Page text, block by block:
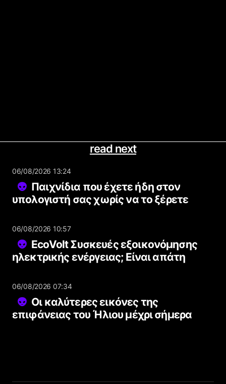
read next
06/08/2026 13:24
Παιχνίδια που έχετε ήδη στον
υπολογιστή σας χωρίς να το ξέρετε
06/08/2026 10:57
EcoVolt Συσκευές εξοικονόμησης
ηλεκτρικής ενέργειας; Είναι απάτη
06/08/2026 07:34
Οι καλύτερες εικόνες της
επιφάνειας του Ήλιου μέχρι σήμερα